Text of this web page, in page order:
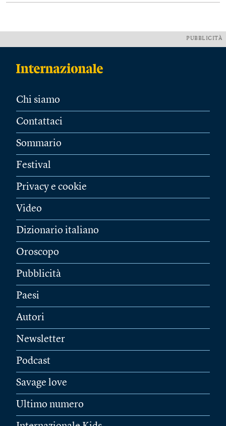
PUBBLICITÀ
Chi siamo
Contattaci
Sommario
Festival
Privacy e cookie
Video
Dizionario italiano
Oroscopo
Pubblicità
Paesi
Autori
Newsletter
Podcast
Savage love
Ultimo numero